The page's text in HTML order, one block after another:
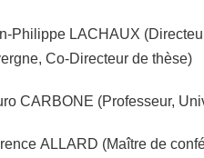
Philippe LACHAUX
Co-Directeur de thèse)
CARBONE (Professeur,
ALLARD (Maître de